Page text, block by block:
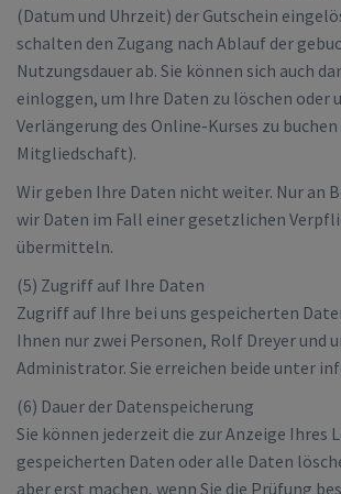
(Datum und Uhrzeit) der Gutschein
schalten den Zugang nach Ablauf der
Nutzungsdauer ab. Sie können sich auch
einloggen, um Ihre Daten zu löschen oder
Verlängerung des Online-Kurses zu
Mitgliedschaft).
Wir geben Ihre Daten nicht weiter. Nur an
wir Daten im Fall einer gesetzlichen
übermitteln.
(5) Zugriff auf Ihre Daten
Zugriff auf Ihre bei uns gespeicherten
Ihnen nur zwei Personen, Rolf Dreyer und
Administrator. Sie erreichen beide unter
(6) Dauer der Datenspeicherung
Sie können jederzeit die zur Anzeige
gespeicherten Daten oder alle Daten
aber erst machen, wenn Sie die Prüfung